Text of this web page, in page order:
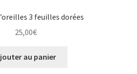
3 feuilles dorées
25,00€
au panier